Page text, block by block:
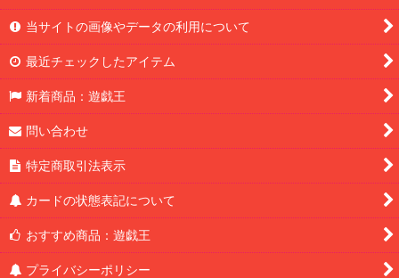
当サイトの画像やデータの利用について
最近チェックしたアイテム
新着商品：遊戯王
問い合わせ
特定商取引法表示
カードの状態表記について
おすすめ商品：遊戯王
プライバシーポリシー